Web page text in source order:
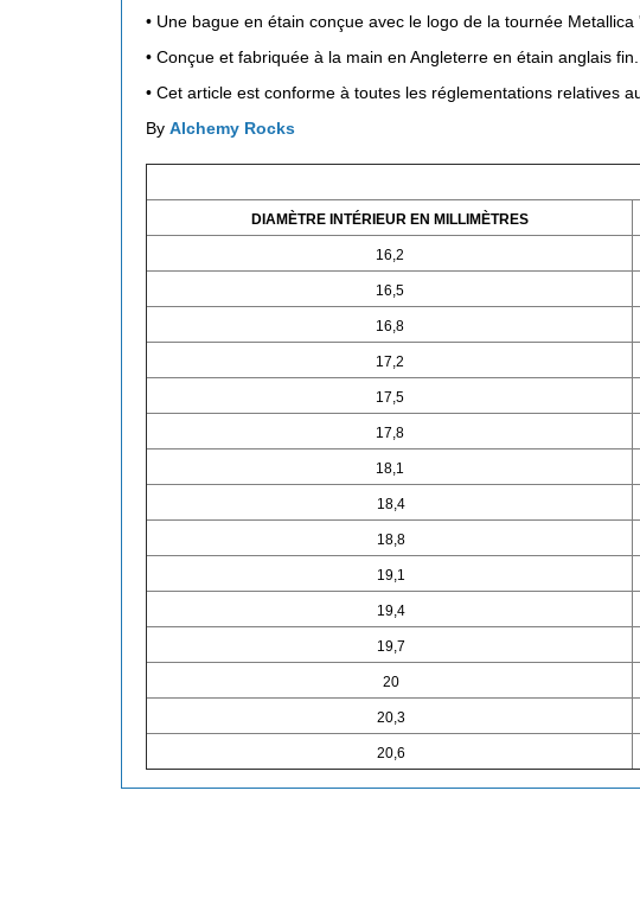
• Une bague en étain conçue avec le logo de la tournée Metallica
• Conçue et fabriquée à la main en Angleterre en étain anglais fin.
• Cet article est conforme à toutes les réglementations relatives
By Alchemy Rocks
DIAMÈTRE INTÉRIEUR EN MILLIMÈTRES
16,2
16,5
16,8
17,2
17,5
17,8
18,1
18,4
18,8
19,1
19,4
19,7
20
20,3
20,6